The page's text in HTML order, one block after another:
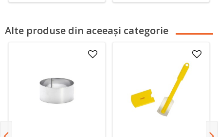
Alte produse din aceeași categorie